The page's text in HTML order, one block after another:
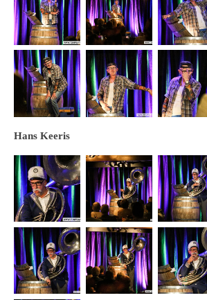
Hans Keeris